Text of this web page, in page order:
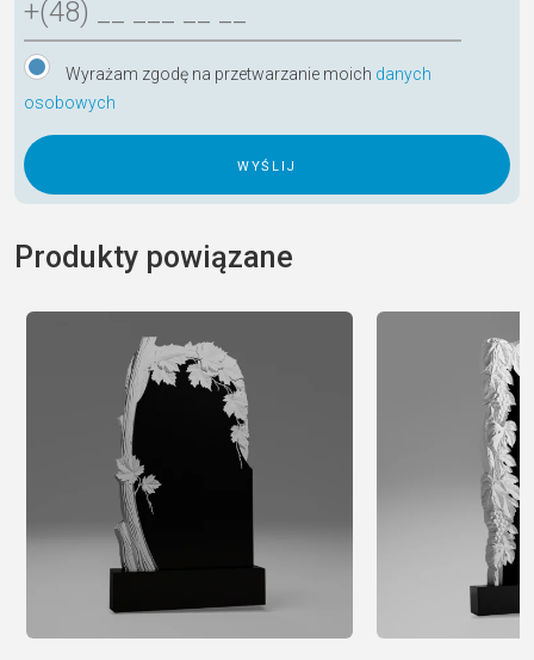
Wyrażam zgodę na przetwarzanie moich danych
osobowych
A
t
r
Produkty powiązane